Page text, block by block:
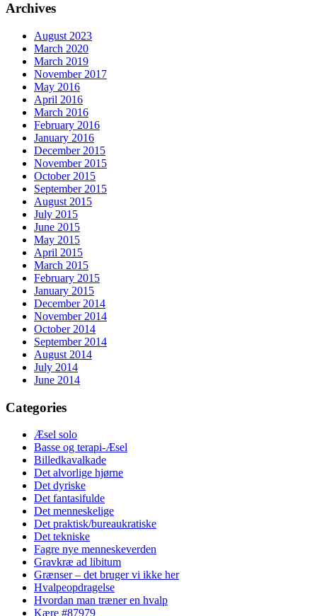
Archives
August 2023
March 2020
March 2019
November 2017
May 2016
April 2016
March 2016
February 2016
January 2016
December 2015
November 2015
October 2015
September 2015
August 2015
July 2015
June 2015
May 2015
April 2015
March 2015
February 2015
January 2015
December 2014
November 2014
October 2014
September 2014
August 2014
July 2014
June 2014
Categories
Æsel solo
Basse og terapi-Æsel
Billedkavalkade
Det alvorlige hjørne
Det dyriske
Det fantasifulde
Det menneskelige
Det praktisk/bureaukratiske
Det tekniske
Fagre nye menneskeverden
Gravkræ ad libitum
Grænser – det bruger vi ikke her
Hvalpeopdragelse
Hvordan man træner en hvalp
Kære #87979